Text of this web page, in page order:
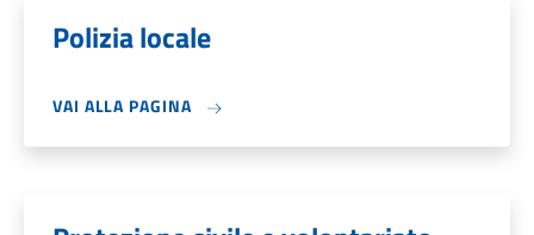
Polizia locale
VAI ALLA PAGINA